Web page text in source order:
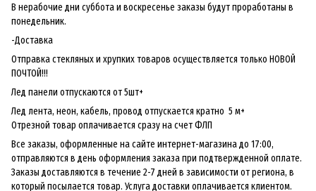
В нерабочие дни суббота и воскресенье заказы будут проработаны в
понедельник.
-Доставка
Отправка стекляных и хрупких товаров осуществляется только НОВОЙ
ПОЧТОЙ!!!
Лед панели отпускаются от 5шт+
Лед лента, неон, кабель, провод отпускается кратно 5 м+
Отрезной товар оплачивается сразу на счет ФЛП
Все заказы, оформленные на сайте интернет-магазина до 17:00,
отправляются в день оформления заказа при подтвержденной оплате.
Заказы доставляются в течение 2-7 дней в зависимости от региона, в
который посылается товар. Услуга доставки оплачивается клиентом.